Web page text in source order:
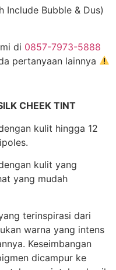
Include Bubble & Dus)
di 0857-7973-5888
pertanyaan lainnya
CHEEK TINT
kulit hingga 12
kulit yang
yang mudah
terinspirasi dari
warna yang intens
Keseimbangan
dicampur ke